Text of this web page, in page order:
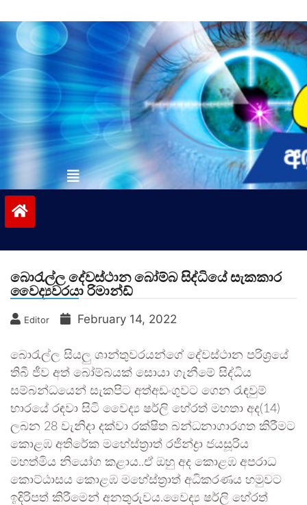
to
contentvinivida.lk
බොරැල්ල දේවස්ථාන බෝම්බ සිද්ධියේ සැකකාර
වෛද්‍යවරයා රිමාන්ඩ්
Editor February 14, 2022
බොරැල්ල සියලු ශාන්තුවරයන්ගේ දේවස්ථාන පරිශ්‍රයේ
තිබී ජීව අත් බෝම්බයක් සොයා ගැනීමේ සිද්ධිය
සම්බන්ධයෙන් සැකපිට අත්අඩංගුවට ගෙන රැඳවුම්
භාරයේ රඳවා සිටි වෛද්‍ය ෂර්ලි හේරත් මහතා අද(14)
ලබන 28 වැනිදා දක්වා රක්ෂිත බන්ධනාගාරගත කිරීමට
කොළඹ අතිරේක මහේස්ත්‍රාත් රජින්ද්‍රා ජයසූරිය
මහත්මිය නියෝග කළාය..ඒ ඔහු අද කොළඹ අපරාධ
කොට්ඨාසය කොළඹ මහේස්ත්‍රාත් අධිකරණය හමුවට
ඉදිරිපත් කිරීමෙන් අනතුරුවය.වෛද්‍ය ෂර්ලි හේරත්